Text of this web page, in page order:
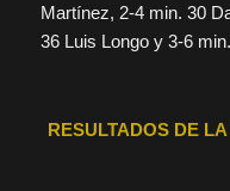
Martínez, 2-4 min. 30
36 Luis Longo y 3-6
RESULTADOS DE